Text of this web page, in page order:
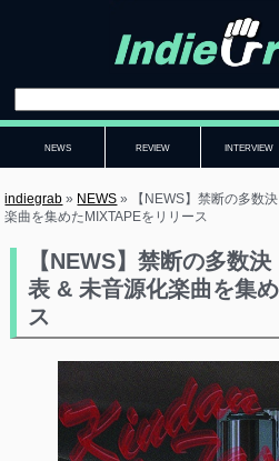
NEWS REVIEW INTERVIEW
indiegrab » NEWS »
【NEWS】禁断の多数
楽曲を集めたMIXTAPEをリリース
【NEWS】禁断の多数
表 & 未音源化楽曲を集
ス